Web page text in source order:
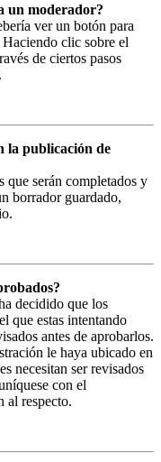
un moderador?
ver un botón para
clic sobre el
de ciertos pasos
la publicación de
que serán completados y
borrador guardado,
decidido que los
que estas intentando
antes de aprobarlos.
le haya ubicado en
necesitan ser revisados
con el
al respecto.